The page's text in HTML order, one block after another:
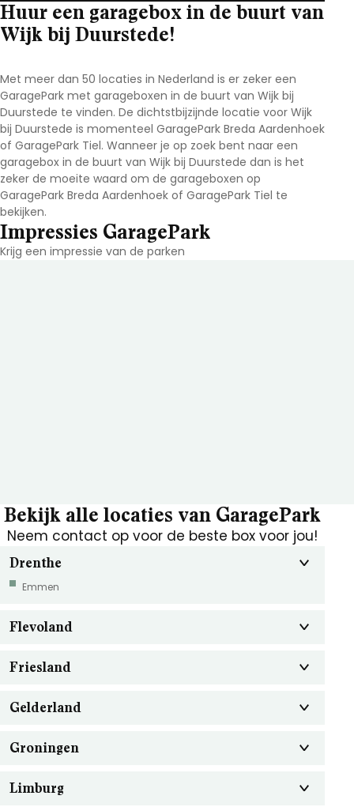
Huur een garagebox in de buurt van
Wijk bij Duurstede!
Met meer dan 50 locaties in Nederland is er zeker een
GaragePark met garageboxen in de buurt van Wijk bij
Duurstede te vinden. De dichtstbijzijnde locatie voor Wijk
bij Duurstede is momenteel GaragePark Breda Aardenhoek
of GaragePark Tiel. Wanneer je op zoek bent naar een
garagebox in de buurt van Wijk bij Duurstede dan is het
zeker de moeite waard om de garageboxen op
GaragePark Breda Aardenhoek of GaragePark Tiel te
bekijken.
Impressies GaragePark
Krijg een impressie van de parken
Bekijk alle locaties van GaragePark
Neem contact op voor de beste box voor jou!
Drenthe
Emmen
Flevoland
Friesland
Gelderland
Groningen
Limburg